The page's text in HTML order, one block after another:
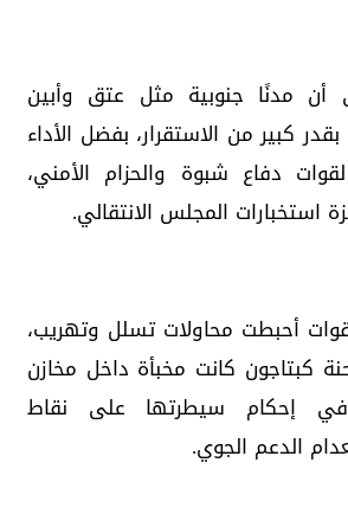
أن مدنًا جنوبية مثل عتق وأبين
كبير من الاستقرار، بفضل الأداء
دفاع شبوة والحزام الأمني،
استخبارات المجلس الانتقالي.
أحبطت محاولات تسلل وتهريب،
كبتاجون كانت مخبأة داخل مخازن
إحكام سيطرتها على نقاط
الدعم الجوي.